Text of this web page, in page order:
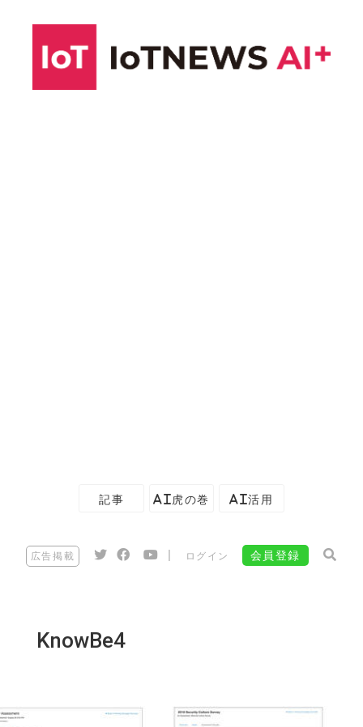
記事 AI虎の巻 AI活用
広告掲載 ログイン 会員登録
KnowBe4